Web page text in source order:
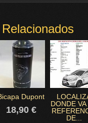
Dupont
18,90 €
DONDE
DE...